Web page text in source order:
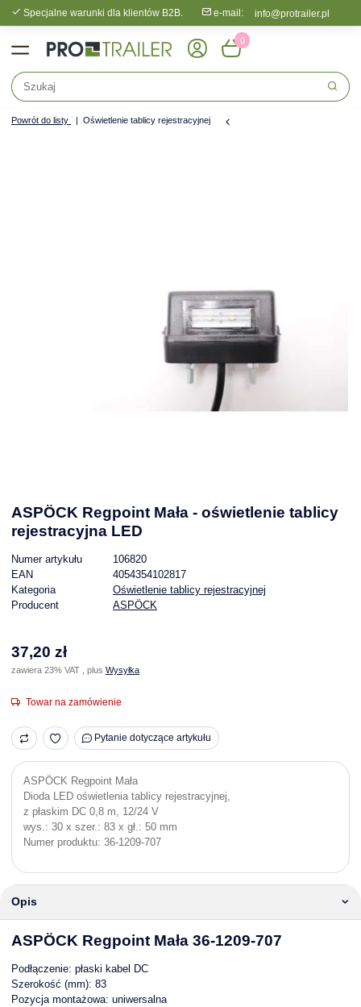
Specjalne warunki dla klientów B2B. e-mail: info@protrailer.pl
0
Powrót do listy Oświetlenie tablicy rejestracyjnej
ASPÖCK Regpoint Mała - oświetlenie tablicy
rejestracyjna LED
Numer artykułu
106820
EAN
4054354102817
Kategoria
Oświetlenie tablicy rejestracyjnej
Producent
ASPÖCK
37,20 zł
zawiera 23% VAT , plus Wysyłka
Towar na zamówienie
Pytanie dotyczące artykułu
ASPÖCK Regpoint Mała
Dioda LED oświetlenia tablicy rejestracyjnej,
z płaskim DC 0,8 m, 12/24 V
wys.: 30 x szer.: 83 x gł.: 50 mm
Numer produktu: 36-1209-707
Opis
ASPÖCK Regpoint Mała 36-1209-707
Podłączenie: płaski kabel DC
Szerokość (mm): 83
Pozycja montażowa: uniwersalna